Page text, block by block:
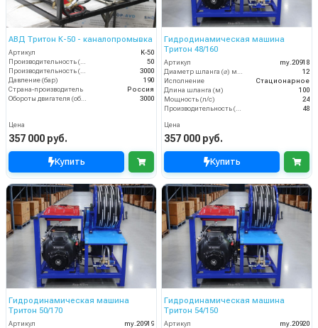
АВД Тритон К-50 - каналопромывка
Артикул
K-50
50
3000
Давление (бар)
190
Страна-производитель
Россия
3000
Цена
357 000 руб.
Купить
Гидродинамическая машина
Тритон 48/160
Артикул
my.20918
12
Исполнение
Стационарное
Длина шланга (м)
100
Мощность (л/с)
24
48
Цена
357 000 руб.
Купить
Гидродинамическая машина
Тритон 50/170
Артикул
my.20919
Гидродинамическая машина
Тритон 54/150
Артикул
my.20920